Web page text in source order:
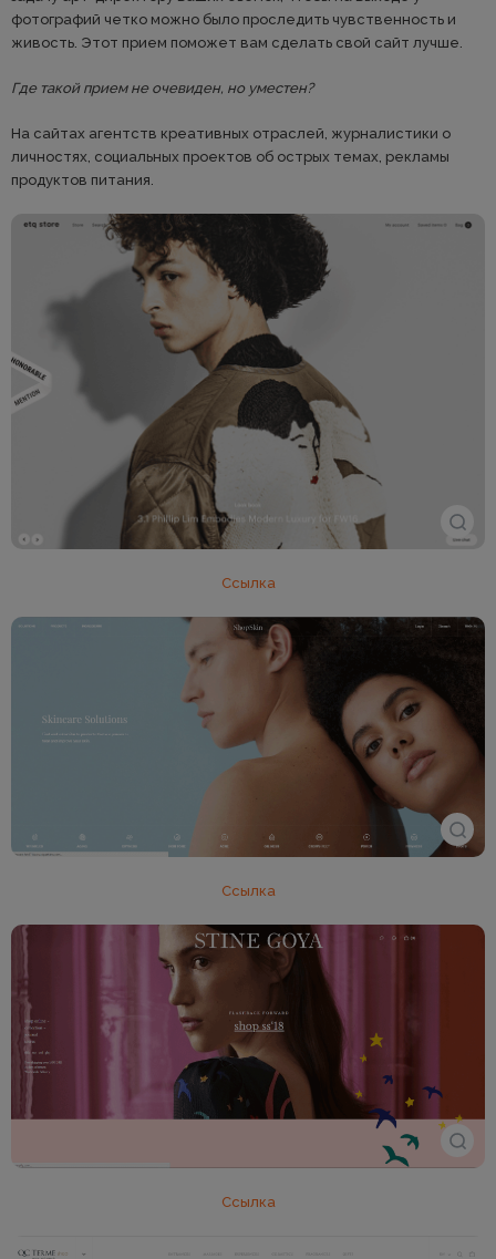
фотографий четко можно было проследить чувственность и
живость. Этот прием поможет вам сделать свой сайт лучше.
Где такой прием не очевиден, но уместен?
На сайтах агентств креативных отраслей, журналистики о
личностях, социальных проектов об острых темах, рекламы
продуктов питания.
Ссылка
Ссылка
Ссылка